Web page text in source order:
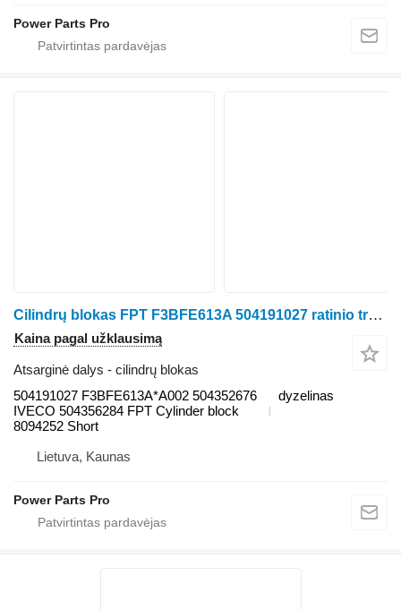
Power Parts Pro
Cilindrų blokas FPT F3BFE613A 504191027 ratinio traktoriaus
Kaina pagal užklausimą
Atsarginė dalys - cilindrų blokas
504191027 F3BFE613A*A002 504352676
IVECO 504356284 FPT Cylinder block
8094252 Short
dyzelinas
Lietuva, Kaunas
Power Parts Pro